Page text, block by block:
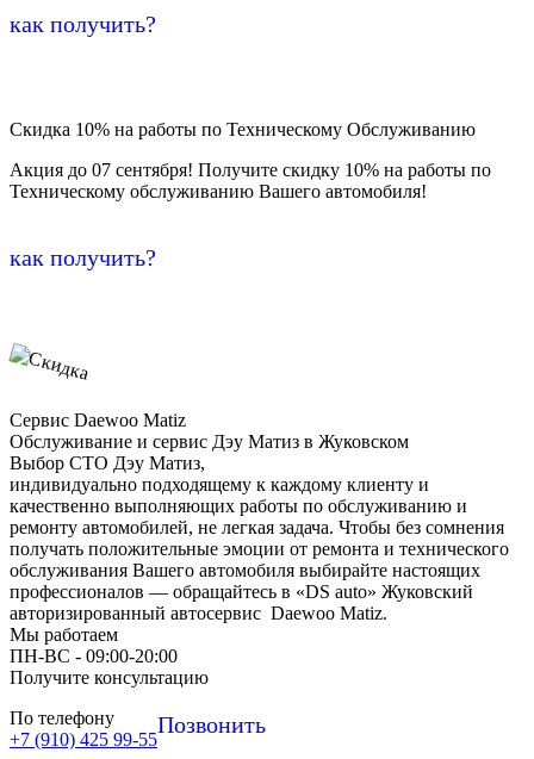
как получить?
Скидка 10% на работы по Техническому Обслуживанию
Акция до 07 сентября! Получите скидку 10% на работы по
Техническому обслуживанию Вашего автомобиля!
как получить?
Сервис Daewoo Matiz
Обслуживание и сервис Дэу Матиз в Жуковском
Выбор СТО Дэу Матиз,
индивидуально подходящему к каждому клиенту и
качественно выполняющих работы по обслуживанию и
ремонту автомобилей, не легкая задача. Чтобы без сомнения
получать положительные эмоции от ремонта и технического
обслуживания Вашего автомобиля выбирайте настоящих
профессионалов — обращайтесь в «DS auto» Жуковский
авторизированный автосервис Daewoo Matiz.
Мы работаем
ПН-ВC - 09:00-20:00
Получите консультацию
По телефону
+7 (910) 425 99-55
Позвонить